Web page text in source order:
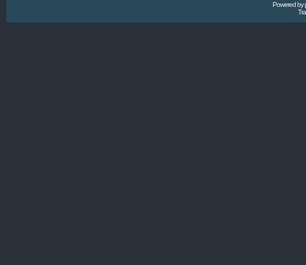
Powered by